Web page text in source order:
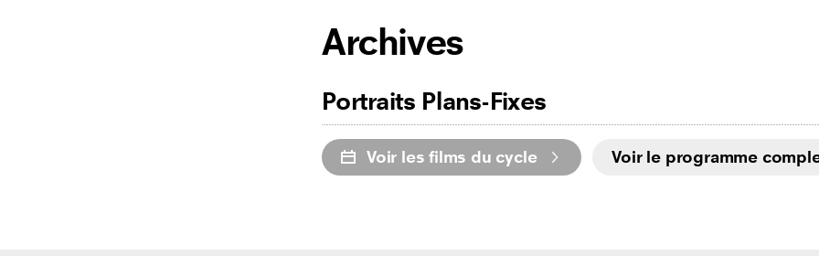
Archives
Portraits Plans-Fixes
Voir les films du cycle Voir le programme